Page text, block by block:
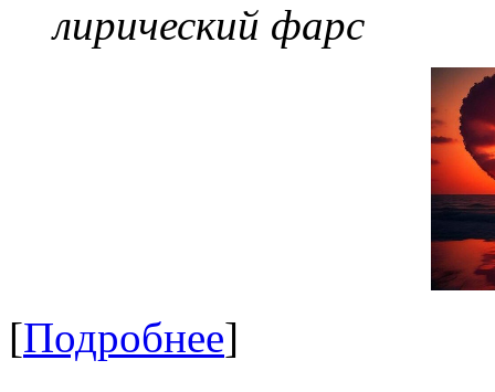
лирический фарс
[Подробнее]